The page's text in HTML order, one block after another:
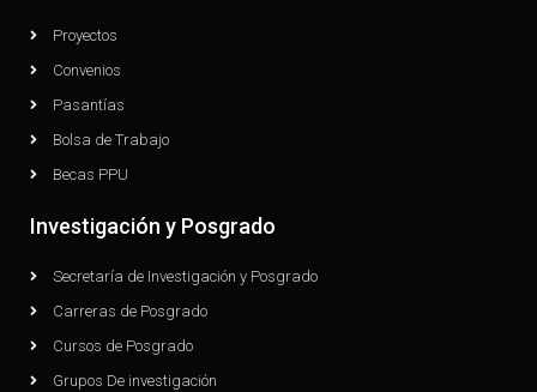
Proyectos
Convenios
Pasantías
Bolsa de Trabajo
Becas PPU
Investigación y Posgrado
Secretaría de Investigación y Posgrado
Carreras de Posgrado
Cursos de Posgrado
Grupos De investigación